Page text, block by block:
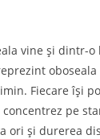
vine şi dintr-o
Fiecare îşi
pe
ori şi durerea